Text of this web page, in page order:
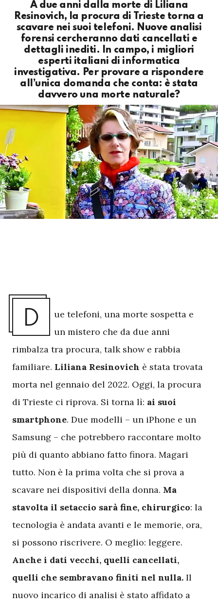
A due anni dalla morte di Liliana
Resinovich, la procura di Trieste torna a
scavare nei suoi telefoni. Nuove analisi
forensi cercheranno dati cancellati e
dettagli inediti. In campo, i migliori
esperti italiani di informatica
investigativa. Per provare a rispondere
all’unica domanda che conta: è stata
davvero una morte naturale?
D
ue telefoni, una morte sospetta e
un mistero che da due anni
rimbalza tra procura, talk show e rabbia
familiare. Liliana Resinovich è stata trovata
morta nel gennaio del 2022. Oggi, la procura
di Trieste ci riprova. Si torna lì: ai suoi
smartphone. Due modelli – un iPhone e un
Samsung – che potrebbero raccontare molto
più di quanto abbiano fatto finora. Magari
tutto. Non è la prima volta che si prova a
scavare nei dispositivi della donna. Ma
stavolta il setaccio sarà fine, chirurgico: la
tecnologia è andata avanti e le memorie, ora,
si possono riscrivere. O meglio: leggere.
Anche i dati vecchi, quelli cancellati,
quelli che sembravano finiti nel nulla. Il
nuovo incarico di analisi è stato affidato a